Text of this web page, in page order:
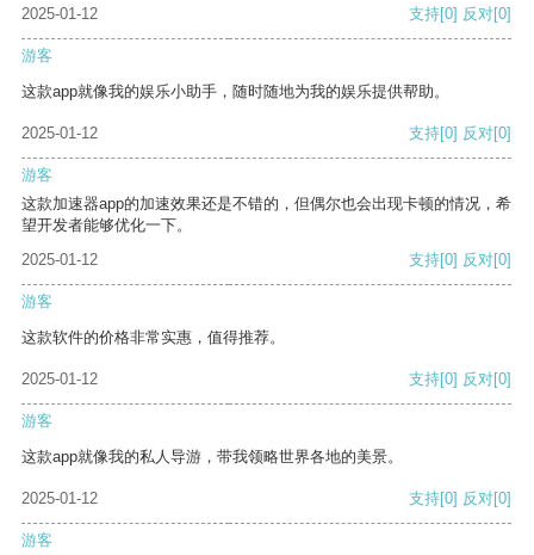
2025-01-12
支持[0] 反对[0]
游客
这款app就像我的娱乐小助手，随时随地为我的娱乐提供帮助。
2025-01-12 支持[0] 反对[0]
游客
这款加速器app的加速效果还是不错的，但偶尔也会出现卡顿的情况，希
望开发者能够优化一下。
2025-01-12
支持[0] 反对[0]
游客
这款软件的价格非常实惠，值得推荐。
2025-01-12 支持[0] 反对[0]
游客
这款app就像我的私人导游，带我领略世界各地的美景。
2025-01-12 支持[0] 反对[0]
游客